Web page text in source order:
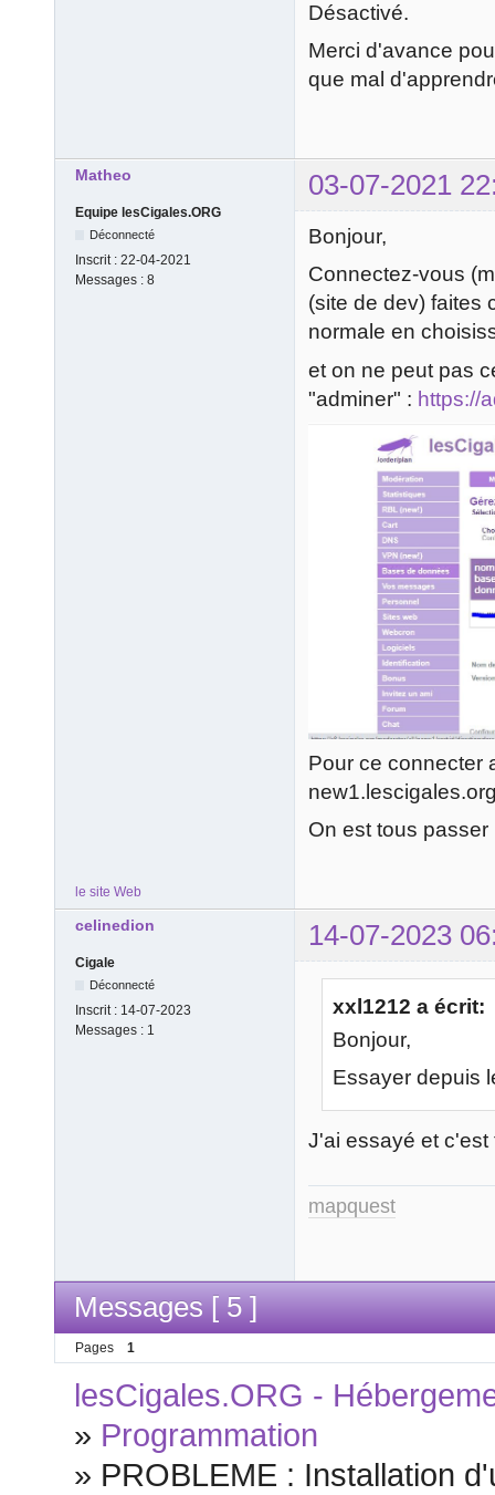
Désactivé.
Merci d'avance
que mal
Matheo 03-07-2021
Equipe lesCigales.ORG
Déconnecté
Inscrit : 22-04-2021
Messages : 8
Bonjour,
Connectez-vous
(site de dev) faites
normale en
et on ne peut pas
"adminer" : https://
Pour ce connecter
On est tous passer
le site Web
celinedion 14-07-2023
Cigale
Déconnecté
Inscrit : 14-07-2023
Messages : 1
xxl1212 a écrit:
Bonjour,
Essayer depuis
J'ai essayé et
mapquest
Messages [ 5 ]
Pages 1
lesCigales.ORG -
» Programmation
» PROBLEME : Installation